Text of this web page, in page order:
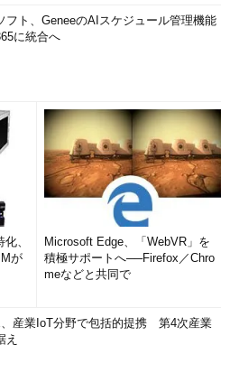
フト、GeneeのAIスケジュール管理機能
に統合へ
、
が
Microsoft Edge、「WebVR」を
積極サポートへ──Firefox／Chro
meなどと共同で
、産業IoT分野で包括的提携 第4次産業
え